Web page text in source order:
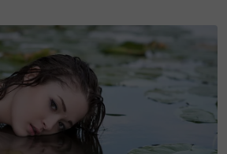
Anak Bukit, Titi Gajah, Alor